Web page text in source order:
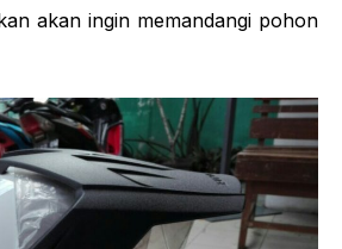
akan ingin memandangi pohon